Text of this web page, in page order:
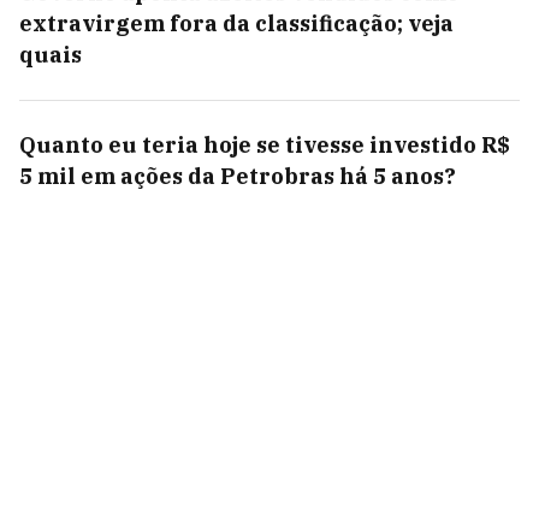
extravirgem fora da classificação; veja
quais
Quanto eu teria hoje se tivesse investido R$
5 mil em ações da Petrobras há 5 anos?